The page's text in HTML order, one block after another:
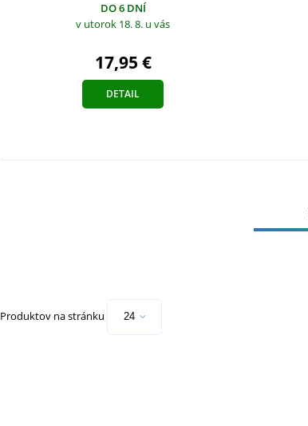
DO 6 DNÍ
v utorok 18. 8. u vás
17,95 €
DETAIL
Produktov na stránku